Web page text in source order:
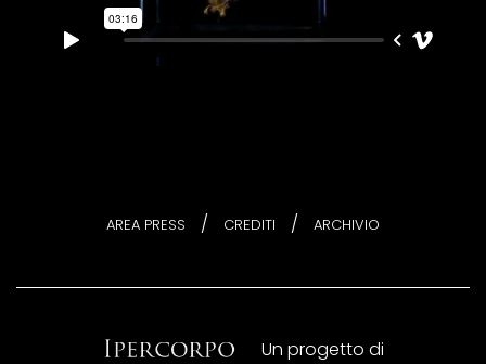
AREA PRESS / CREDITI / ARCHIVIO
Un progetto di